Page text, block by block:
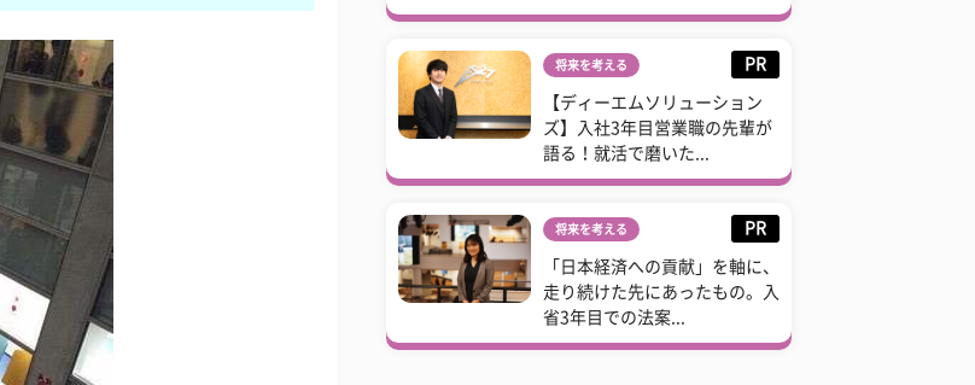
将来を考える PR
【ディーエムソリューション
ズ】入社3年目営業職の先輩が
語る！就活で磨いた...
将来を考える PR
「日本経済への貢献」を軸に、
走り続けた先にあったもの。入
省3年目での法案...